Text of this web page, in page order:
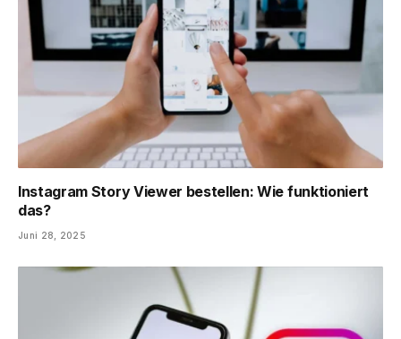
Instagram Story Viewer bestellen: Wie funktioniert
das?
Juni 28, 2025